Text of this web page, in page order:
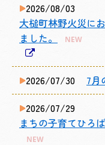
2026/08/03
大槌町林野火災に
ました。
NEW
2026/07/30 7月
2026/07/29
まちの子育てひろ
NEW